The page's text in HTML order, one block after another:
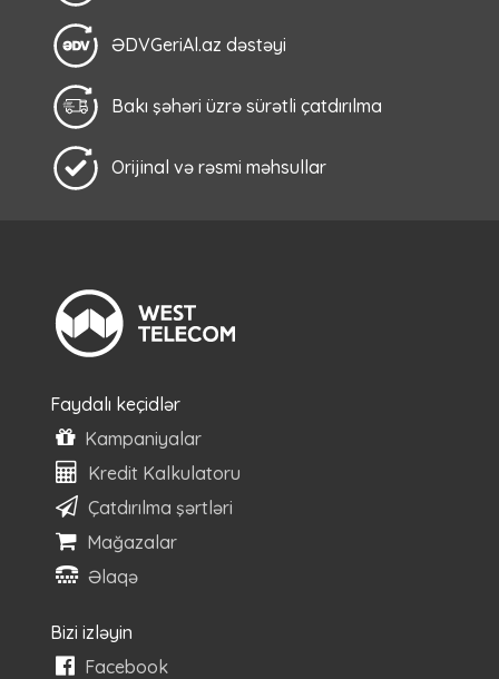
ƏDVGeriAl.az dəstəyi
Bakı şəhəri üzrə sürətli çatdırılma
Orijinal və rəsmi məhsullar
Faydalı keçidlər
Kampaniyalar
Kredit Kalkulatoru
Çatdırılma şərtləri
Mağazalar
Əlaqə
Bizi izləyin
Facebook